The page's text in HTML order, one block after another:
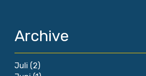
Archive
Juli (2)